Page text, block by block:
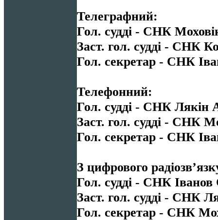
Телеграфний:
Гол. судді - СНК
Заст. гол. судді - СНК
Гол. секретар - СНК
Телефонний:
Гол. судді - СНК Лякін
Заст. гол. судді - СНК
Гол. секретар - СНК
З цифрового
Гол. судді - СНК
Заст. гол. судді - СНК
Гол. секретар - СНК